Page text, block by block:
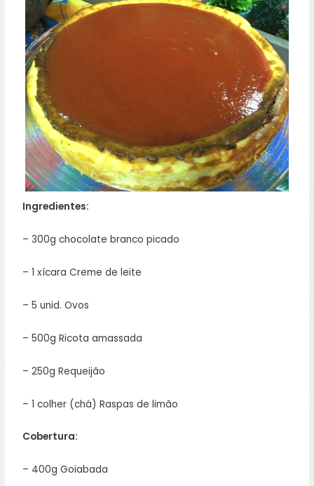
Ingredientes:
– 300g chocolate branco picado
– 1 xícara Creme de leite
– 5 unid. Ovos
– 500g Ricota amassada
– 250g Requeijão
– 1 colher (chá) Raspas de limão
Cobertura:
– 400g Goiabada